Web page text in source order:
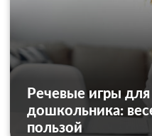
Речевые игры для
дошкольника:
пользой